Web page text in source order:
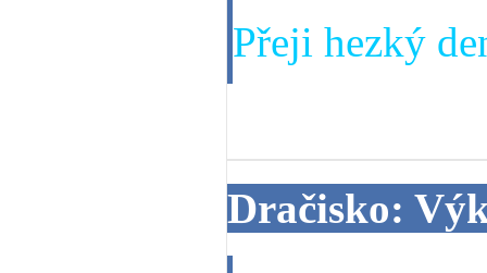
Přeji hezký
Dračisko: